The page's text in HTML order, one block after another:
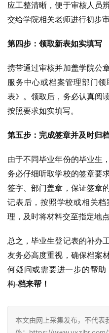
应工整清晰，便于审核人员
交给学院相关老师进行初步审
第四步：领取新表如实填写
携带通过审核并加盖学院公
服务中心或档案管理部门
表》。领取后，务必认真阅
按照要求如实填写。
第五步：完成签章并及时归
由于不同毕业年份的毕业生
务必仔细听取学校的签章要
签字、部门盖章，保证签章
记表后，按照学校或相关
理，及时将材料交至指定地
总之，毕业生登记表的补办
友务必高度重视，确保档案
何疑问或需要进一步的帮
构-档来帮！
本文由网上采集发布，不代表